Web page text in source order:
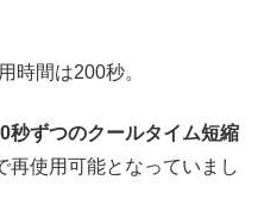
時間は200秒。
秒ずつのクールタイム短縮
再使用可能となっていまし